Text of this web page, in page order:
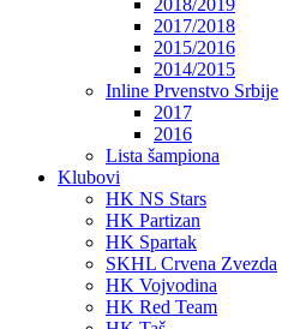
2018/2019
2017/2018
2015/2016
2014/2015
Inline Prvenstvo Srbije
2017
2016
Lista šampiona
Klubovi
HK NS Stars
HK Partizan
HK Spartak
SKHL Crvena Zvezda
HK Vojvodina
HK Red Team